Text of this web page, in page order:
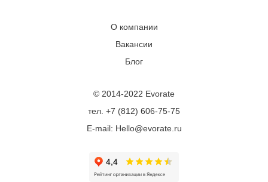
О компании
Вакансии
Блог
© 2014-2022 Evorate
тел. +7 (812) 606-75-75
E-mail: Hello@evorate.ru